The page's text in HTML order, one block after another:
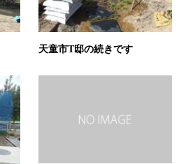
天童市T邸の続きです